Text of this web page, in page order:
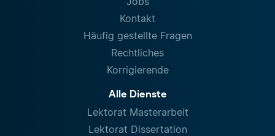
Kontakt
Häufig gestellte Fragen
Rechtliches
Korrigierende
Alle Dienste
Lektorat Masterarbeit
Lektorat Dissertation